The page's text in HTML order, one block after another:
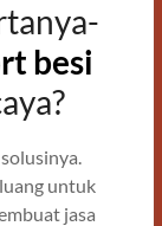
besi
untuk
jasa